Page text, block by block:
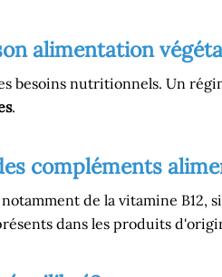
alimentation
besoins nutritionnels. Un
.
compléments
de la vitamine B12,
dans les produits